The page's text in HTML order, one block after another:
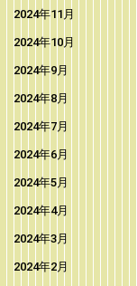
2024年11月
2024年10月
2024年9月
2024年8月
2024年7月
2024年6月
2024年5月
2024年4月
2024年3月
2024年2月